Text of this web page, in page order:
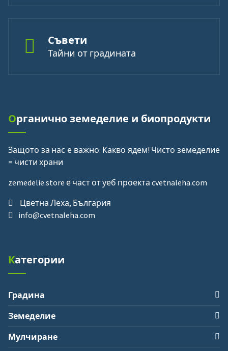
Съвети
Тайни от градината
Органично земеделие и биопродукти
Защото за нас е важно: Какво ядем! Чисто земеделие
= чисти храни
zemedelie.store е част от уеб проекта cvetnaleha.com
Цветна Леха, България
info@cvetnaleha.com
Категории
Градина
Земеделие
Мулчиране